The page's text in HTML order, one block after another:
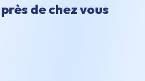
de chez vous